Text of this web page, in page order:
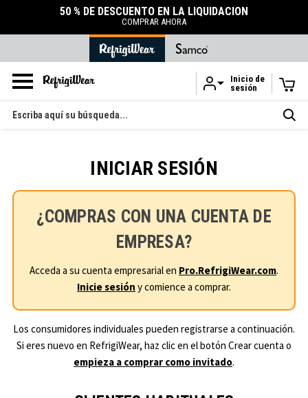
Ir al contenido principal
50 % DE DESCUENTO EN LA LIQUIDACIÓN
COMPRAR AHORA
Inicio de
sesión
Buscar
en
INICIAR SESIÓN
¿COMPRAS CON UNA CUENTA DE
EMPRESA?
Acceda a su cuenta empresarial en Pro.RefrigiWear.com.
Inicie sesión y comience a comprar.
Los consumidores individuales pueden registrarse a continuación.
Si eres nuevo en RefrigiWear, haz clic en el botón Crear cuenta o
empieza a comprar como invitado.